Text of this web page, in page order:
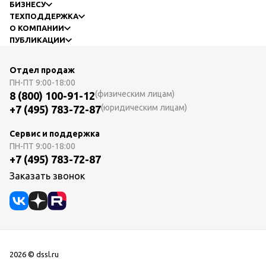
БИЗНЕСУ
ТЕХПОДДЕРЖКА
О КОМПАНИИ
ПУБЛИКАЦИИ
Отдел продаж
ПН-ПТ 9:00-18:00
8 (800) 100-91-12(физическим лицам)
+7 (495) 783-72-87(юридическим лицам)
Сервис и поддержка
ПН-ПТ 9:00-18:00
+7 (495) 783-72-87
Заказать звонок
2026 © dssl.ru